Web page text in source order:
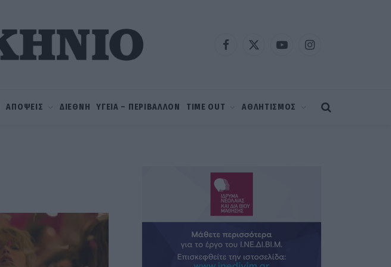
Facebook
X
YouTubeInstagram
ΑΠΟΨΕΙΣ ΔΙΕΘΝΗ ΥΓΕΙΑ – ΠΕΡΙΒΑΛΛΟΝ TIME OUT ΑΘΛΗΤΙΣΜΟΣ